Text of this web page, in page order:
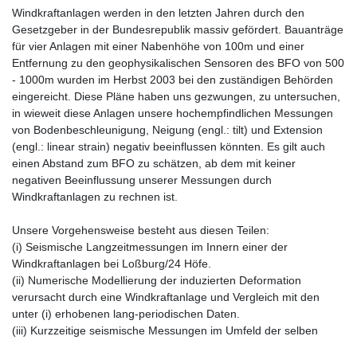
Windkraftanlagen werden in den letzten Jahren durch den
Gesetzgeber in der Bundesrepublik massiv gefördert. Bauanträge
für vier Anlagen mit einer Nabenhöhe von 100m und einer
Entfernung zu den geophysikalischen Sensoren des BFO von 500
- 1000m wurden im Herbst 2003 bei den zuständigen Behörden
eingereicht. Diese Pläne haben uns gezwungen, zu untersuchen,
in wieweit diese Anlagen unsere hochempfindlichen Messungen
von Bodenbeschleunigung, Neigung (engl.: tilt) und Extension
(engl.: linear strain) negativ beeinflussen könnten. Es gilt auch
einen Abstand zum BFO zu schätzen, ab dem mit keiner
negativen Beeinflussung unserer Messungen durch
Windkraftanlagen zu rechnen ist.
Unsere Vorgehensweise besteht aus diesen Teilen:
(i) Seismische Langzeitmessungen im Innern einer der
Windkraftanlagen bei Loßburg/24 Höfe.
(ii) Numerische Modellierung der induzierten Deformation
verursacht durch eine Windkraftanlage und Vergleich mit den
unter (i) erhobenen lang-periodischen Daten.
(iii) Kurzzeitige seismische Messungen im Umfeld der selben